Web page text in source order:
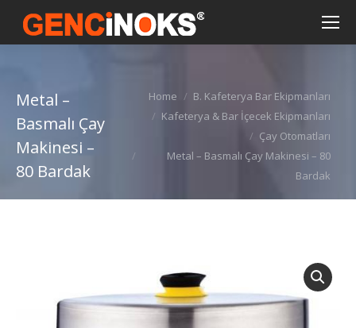
Metal –
Basmalı Çay
Makinesi –
80 Bardak
You are here:
Home
B. Kafeterya Bar Ekipmanları
Kafeterya & Bar İçecek Ekipmanları
Çay Otomatları
Metal – Basmalı Çay Makinesi – 80
Bardak